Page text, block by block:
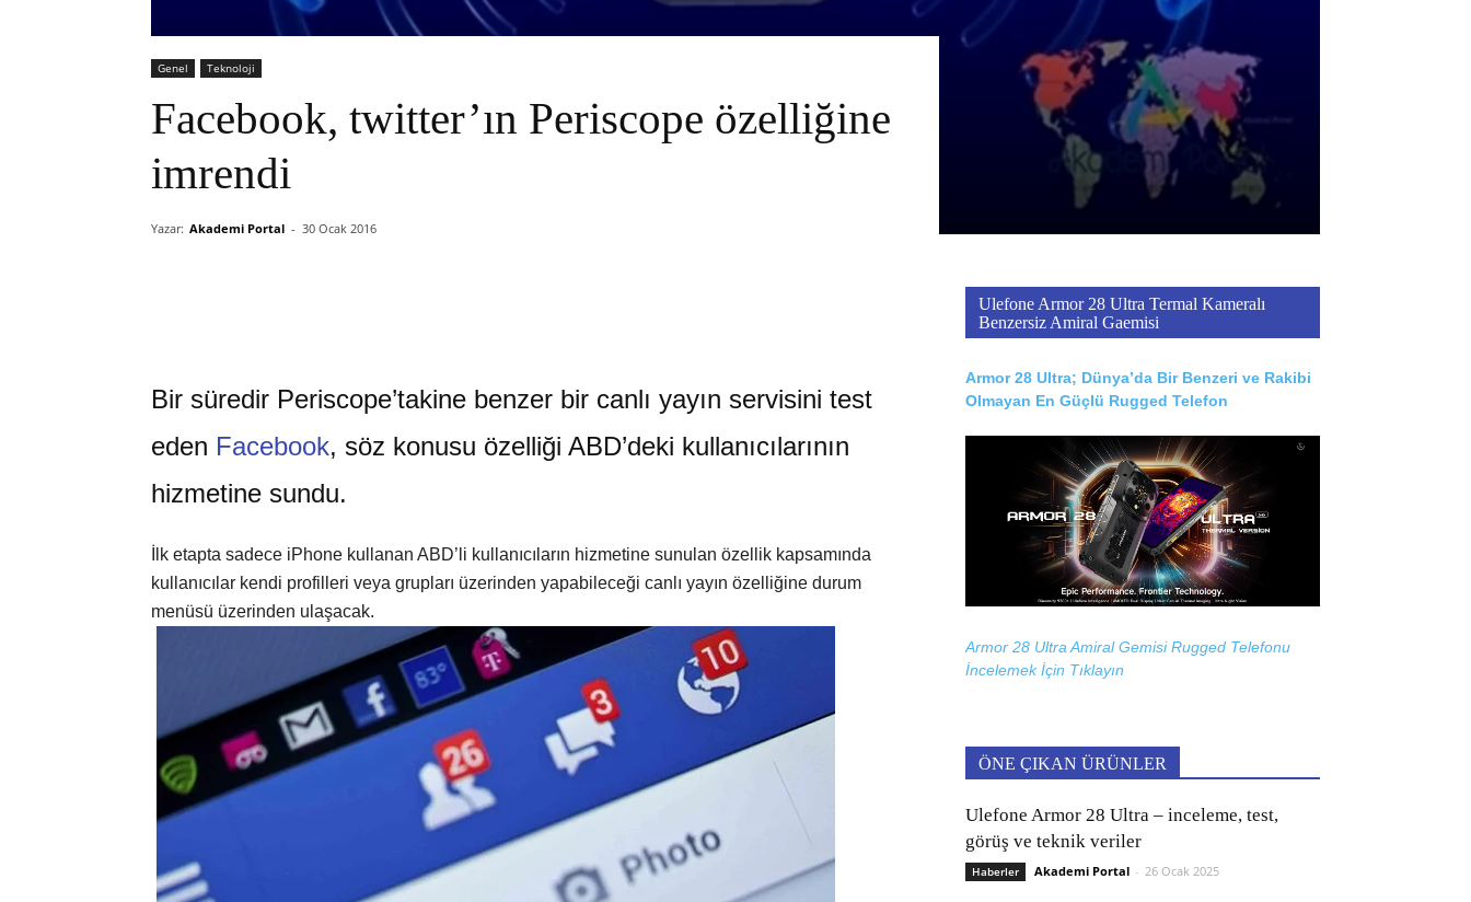
Genel Teknoloji
Facebook, twitter’ın Periscope özelliğine
imrendi
Yazar: Akademi Portal - 30 Ocak 2016
Bir süredir Periscope’takine benzer bir canlı yayın servisini test
eden Facebook, söz konusu özelliği ABD’deki kullanıcılarının
hizmetine sundu.
İlk etapta sadece iPhone kullanan ABD’li kullanıcıların hizmetine sunulan özellik kapsamında
kullanıcılar kendi profilleri veya grupları üzerinden yapabileceği canlı yayın özelliğine durum
menüsü üzerinden ulaşacak.
Ulefone Armor 28 Ultra Termal Kameralı
Benzersiz Amiral Gaemisi
Armor 28 Ultra; Dünya’da Bir Benzeri ve Rakibi
Olmayan En Güçlü Rugged Telefon
Armor 28 Ultra Amiral Gemisi Rugged Telefonu
İncelemek İçin Tıklayın
ÖNE ÇIKAN ÜRÜNLER
Ulefone Armor 28 Ultra – inceleme, test,
görüş ve teknik veriler
Haberler Akademi Portal - 26 Ocak 2025